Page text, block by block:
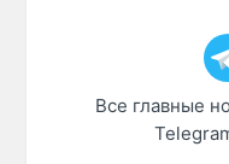
Все главные